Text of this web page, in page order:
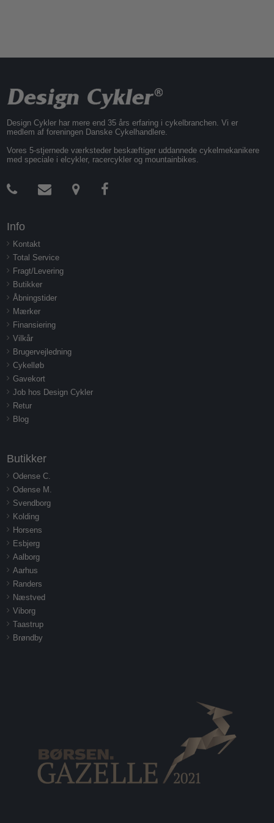
Design Cykler har mere end 35 års erfaring i cykelbranchen. Vi er
medlem af foreningen Danske Cykelhandlere.
Vores 5-stjernede værksteder beskæftiger uddannede cykelmekanikere
med speciale i elcykler, racercykler og mountainbikes.
Info
Kontakt
Total Service
Fragt/Levering
Butikker
Åbningstider
Mærker
Finansiering
Vilkår
Brugervejledning
Cykelløb
Gavekort
Job hos Design Cykler
Retur
Blog
Butikker
Odense C.
Odense M.
Svendborg
Kolding
Horsens
Esbjerg
Aalborg
Aarhus
Randers
Næstved
Viborg
Taastrup
Brøndby